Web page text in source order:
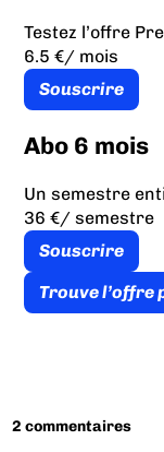
Testez l’offre
6.5 €/ mois
Souscrire
Abo 6 mois
Un semestre
36 €/ semestre
Souscrire
Trouve l’offre
2 commentaires